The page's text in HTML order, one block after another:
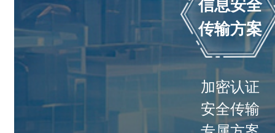
信息安全
传输方案
加密认证
安全传输